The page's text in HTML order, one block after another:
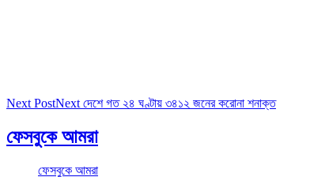
Next PostNext দেশে গত ২৪ ঘণ্টায় ৩৪১২ জনের করোনা শনাক্ত
ফেসবুকে আমরা
ফেসবুকে আমরা